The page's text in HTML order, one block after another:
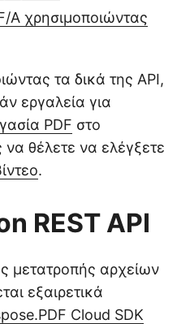
A χρησιμοποιώντας
τα δικά της API,
εργαλεία για
PDF στο
να θέλετε να ελέγξετε
.
REST API
μετατροπής αρχείων
εξαιρετικά
Cloud SDK